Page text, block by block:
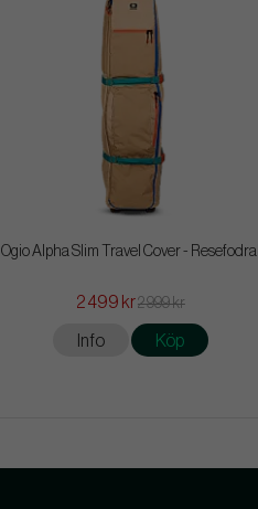
Ogio Alpha Slim Travel Cover - Resefodral
2 499 kr2 999 kr
Info Köp